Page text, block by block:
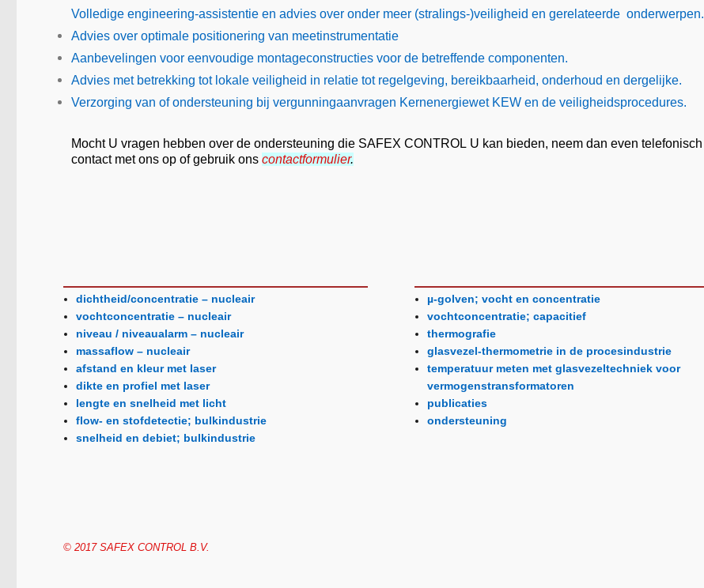
Volledige engineering-assistentie en advies over onder meer (stralings-)veiligheid en gerelateerde onderwerpen.
Advies over optimale positionering van meetinstrumentatie
Aanbevelingen voor eenvoudige montageconstructies voor de betreffende componenten.
Advies met betrekking tot lokale veiligheid in relatie tot regelgeving, bereikbaarheid, onderhoud en dergelijke.
Verzorging van of ondersteuning bij vergunningaanvragen Kernenergiewet KEW en de veiligheidsprocedures.
Mocht U vragen hebben over de ondersteuning die SAFEX CONTROL U kan bieden, neem dan even telefonisch
contact met ons op of gebruik onscontactformulier.
dichtheid/concentratie – nucleair
vochtconcentratie – nucleair
niveau / niveaualarm – nucleair
massaflow – nucleair
afstand en kleur met laser
dikte en profiel met laser
lengte en snelheid met licht
flow- en stofdetectie; bulkindustrie
snelheid en debiet; bulkindustrie
µ-golven; vocht en concentratie
vochtconcentratie; capacitief
thermografie
glasvezel-thermometrie in de procesindustrie
temperatuur meten met glasvezeltechniek voor
vermogenstransformatoren
publicaties
ondersteuning
© 2017 SAFEX CONTROL B.V.